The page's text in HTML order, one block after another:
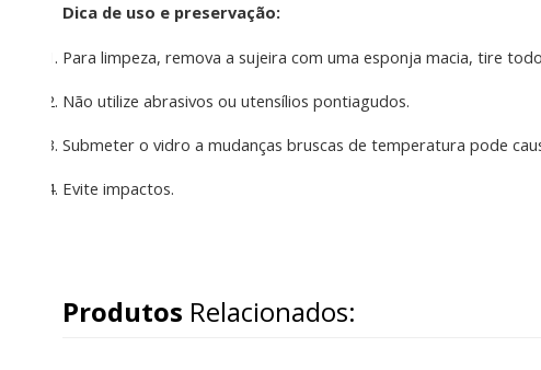
Dica de uso e preservação:
Para limpeza, remova a sujeira com uma esponja macia, tire
Não utilize abrasivos ou utensílios pontiagudos.
Submeter o vidro a mudanças bruscas de temperatura pode
Evite impactos.
Produtos Relacionados: